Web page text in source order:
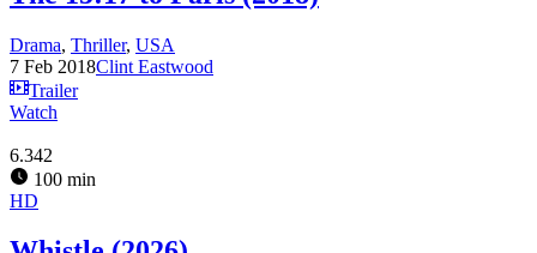
Drama, Thriller, USA
7 Feb 2018Clint Eastwood
Trailer
Watch
6.342
100 min
HD